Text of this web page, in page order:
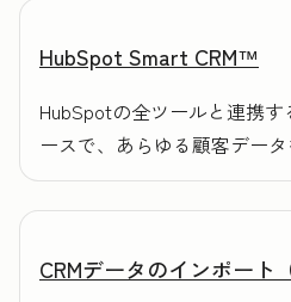
HubSpot Smart CRM™
HubSpotの全ツールと連携す
ースで、あらゆる顧客データ
CRMデータのインポート